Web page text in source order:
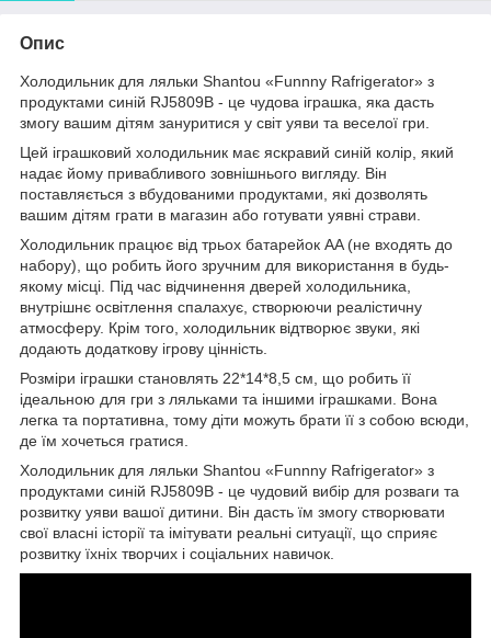
Опис
Холодильник для ляльки Shantou «Funnny Rafrigerator» з
продуктами синій RJ5809B - це чудова іграшка, яка дасть
змогу вашим дітям зануритися у світ уяви та веселої гри.
Цей іграшковий холодильник має яскравий синій колір, який
надає йому привабливого зовнішнього вигляду. Він
поставляється з вбудованими продуктами, які дозволять
вашим дітям грати в магазин або готувати уявні страви.
Холодильник працює від трьох батарейок AA (не входять до
набору), що робить його зручним для використання в будь-
якому місці. Під час відчинення дверей холодильника,
внутрішнє освітлення спалахує, створюючи реалістичну
атмосферу. Крім того, холодильник відтворює звуки, які
додають додаткову ігрову цінність.
Розміри іграшки становлять 22*14*8,5 см, що робить її
ідеальною для гри з ляльками та іншими іграшками. Вона
легка та портативна, тому діти можуть брати її з собою всюди,
де їм хочеться гратися.
Холодильник для ляльки Shantou «Funnny Rafrigerator» з
продуктами синій RJ5809B - це чудовий вибір для розваги та
розвитку уяви вашої дитини. Він дасть їм змогу створювати
свої власні історії та імітувати реальні ситуації, що сприяє
розвитку їхніх творчих і соціальних навичок.